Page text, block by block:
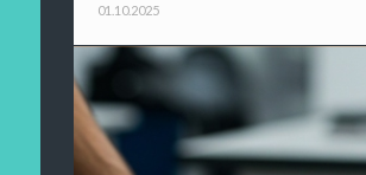
01.10.2025